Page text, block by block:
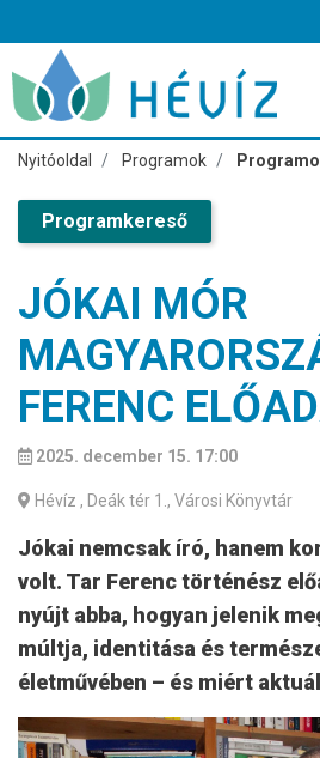
Nyitóoldal Programok
Programkereső
JÓKAI MÓR
FERENC
2025. december 15. 17:00
Hévíz , Deák tér 1., Városi Könyvtár
Jókai nemcsak író, hanem
volt. Tar Ferenc történész
nyújt abba, hogyan jelenik
múltja, identitása és
életművében – és miért